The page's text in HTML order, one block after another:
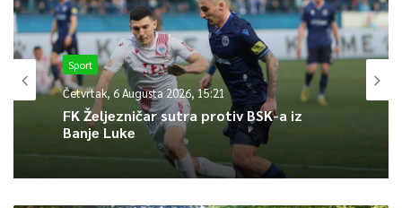
mi je zbog njih dvojice jer imaju odličnu sezonu iza sebe, a
moramo ići dalje i naći najbolja rješenja“, kazao je Janjoš.
Osvrnuo se Janjoš i na narednog protivnika i kazao da je
Portugal svakako favorit u našoj kvalifikacionoj grupi.
“Objektivno, Portugal je favorit u ovoj grupi, ali sportski je da
se nadamo da ćemo ostvariti dobar rezultat. Kakvi bismo mi
Sport
Četvrtak, 6 Augusta 2026, 15:21
FK Željezničar sutra protiv BSK-a iz
Banje Luke